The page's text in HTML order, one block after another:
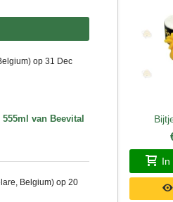
op 31 Dec
555ml van Beevital
Belgium) op 20
Snel
In